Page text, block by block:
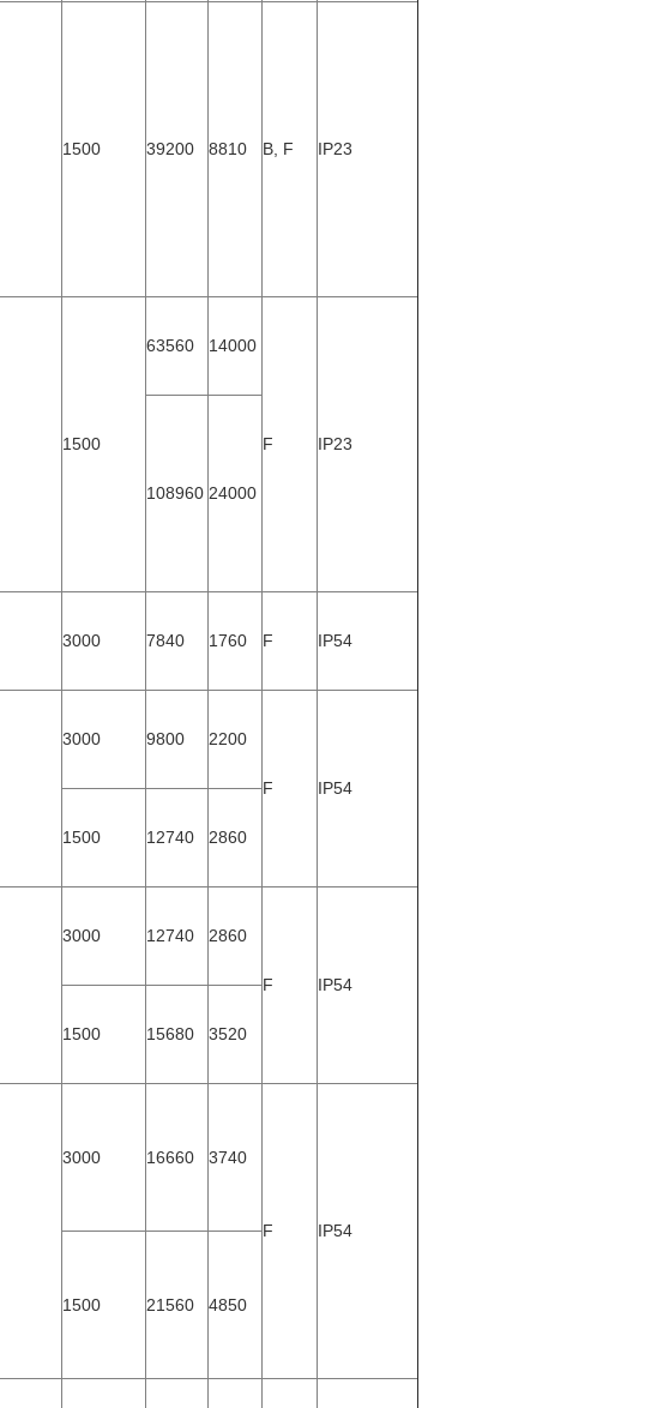
1500 39200 8810 B, F IP23
1500
63560 14000
F IP23
108960 24000
3000 7840 1760 F IP54
3000 9800 2200
F IP54
1500
12740 2860
3000 12740 2860
F IP54
1500
15680 3520
3000 16660 3740
F IP54
1500 21560 4850